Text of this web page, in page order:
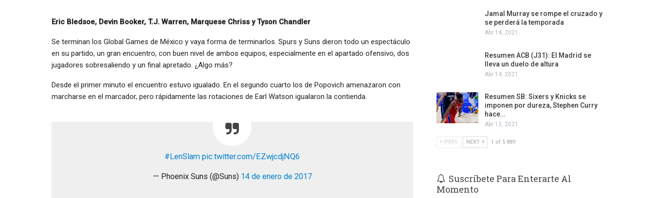
Eric Bledsoe, Devin Booker, T.J. Warren, Marquese Chriss y Tyson Chandler
Se terminan los Global Games de México y vaya forma de terminarlos. Spurs y Suns dieron todo un espectáculo
en su partido, un gran encuentro, con buen nivel de ambos equipos, especialmente en el apartado ofensivo, dos
jugadores sobresaliendo y un final apretado. ¿Algo más?
Desde el primer minuto el encuentro estuvo igualado. En el segundo cuarto los de Popovich amenazaron con
marcharse en el marcador, pero rápidamente las rotaciones de Earl Watson igualaron la contienda.
#LenSlam pic.twitter.com/EZwjcdjNQ6
— Phoenix Suns (@Suns) 14 de enero de 2017
Jamal Murray se rompe el cruzado y
se perderá la temporada
Abr 14, 2021
Resumen ACB (J31): El Madrid se
lleva un duelo de altura
Abr 14, 2021
Resumen SB: Sixers y Knicks se
imponen por dureza, Stephen Curry
hace…
Abr 13, 2021
PREV NEXT 1 of 5.889
Suscríbete Para Enterarte Al
Momento